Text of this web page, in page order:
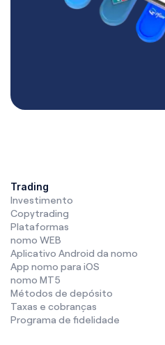
Trading
Investimento
Copytrading
Plataformas
nomo WEB
Aplicativo Android da nomo
App nomo para iOS
nomo MT5
Métodos de depósito
Taxas e cobranças
Programa de fidelidade